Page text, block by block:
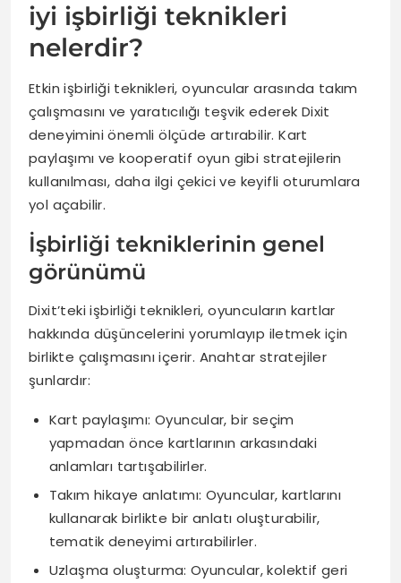
iyi işbirliği teknikleri
nelerdir?
Etkin işbirliği teknikleri, oyuncular arasında takım
çalışmasını ve yaratıcılığı teşvik ederek Dixit
deneyimini önemli ölçüde artırabilir. Kart
paylaşımı ve kooperatif oyun gibi stratejilerin
kullanılması, daha ilgi çekici ve keyifli oturumlara
yol açabilir.
İşbirliği tekniklerinin genel
görünümü
Dixit’teki işbirliği teknikleri, oyuncuların kartlar
hakkında düşüncelerini yorumlayıp iletmek için
birlikte çalışmasını içerir. Anahtar stratejiler
şunlardır:
Kart paylaşımı: Oyuncular, bir seçim
yapmadan önce kartlarının arkasındaki
anlamları tartışabilirler.
Takım hikaye anlatımı: Oyuncular, kartlarını
kullanarak birlikte bir anlatı oluşturabilir,
tematik deneyimi artırabilirler.
Uzlaşma oluşturma: Oyuncular, kolektif geri